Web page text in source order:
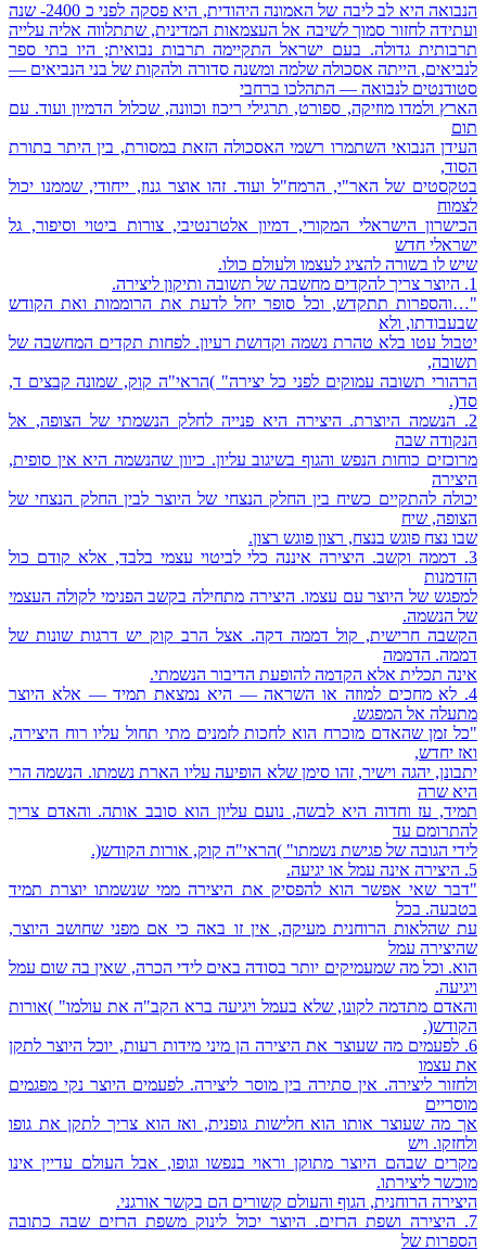
הנבואה היא לב ליבה של האמונה היהודית, היא פסקה לפני כ 2400- שנה
ועתידה לחזור סמוך לשיבה אל העצמאות המדינית, שתתלווה אליה עלייה
תרבותית גדולה. בעם ישראל התקיימה תרבות נבואית; היו בתי ספר
לנביאים, הייתה אסכולה שלמה ומשנה סדורה ולהקות של בני הנביאים —
סטודנטים לנבואה — התהלכו ברחבי
הארץ ולמדו מוזיקה, ספורט, תרגילי ריכוז וכוונה, שכלול הדמיון ועוד. עם
תום
העידן הנבואי השתמרו רשמי האסכולה הזאת במסורת, בין היתר בתורת
הסוד,
בטקסטים של האר"י, הרמח"ל ועוד. זהו אוצר גנוז, ייחודי, שממנו יכול
לצמוח
הכישרון הישראלי המקורי, דמיון אלטרנטיבי, צורות ביטוי וסיפור, גל
ישראלי חדש
שיש לו בשורה להציג לעצמו ולעולם כולו.
1. היוצר צריך להקדים מחשבה של תשובה ותיקון ליצירה.
"…והספרות תתקדש, וכל סופר יחל לדעת את הרוממות ואת הקודש
שבעבודתו, ולא
יטבול עטו בלא טהרת נשמה וקדושת רעיון. לפחות תקדים המחשבה של
תשובה,
הרהורי תשובה עמוקים לפני כל יצירה" )הראי"ה קוק, שמונה קבצים ד,
סד(.
2. הנשמה היוצרת. היצירה היא פנייה לחלק הנשמתי של הצופה, אל
הנקודה שבה
מרוכזים כוחות הנפש והגוף בשיגוב עליון. כיוון שהנשמה היא אין סופית,
היצירה
יכולה להתקיים כשיח בין החלק הנצחי של היוצר לבין החלק הנצחי של
הצופה, שיח
שבו נצח פוגש בנצח, רצון פוגש רצון.
3. דממה וקשב. היצירה איננה כלי לביטוי עצמי בלבד, אלא קודם כול
הזדמנות
למפגש של היוצר עם עצמו. היצירה מתחילה בקשב הפנימי לקולה העצמי
של הנשמה.
הקשבה חרישית, קול דממה דקה. אצל הרב קוק יש דרגות שונות של
דממה. הדממה
אינה תכלית אלא הקדמה להופעת הדיבור הנשמתי.
4. לא מחכים למוזה או השראה — היא נמצאת תמיד — אלא היוצר
מתעלה אל המפגש.
"כל זמן שהאדם מוכרח הוא לחכות לזמנים מתי תחול עליו רוח היצירה,
ואז יחדש,
יתבונן, יהגה וישיר, זהו סימן שלא הופיעה עליו הארת נשמתו. הנשמה הרי
היא שרה
תמיד, עז וחדוה היא לבשה, נועם עליון הוא סובב אותה. והאדם צריך
להתרומם עד
לידי הגובה של פגישת נשמתו" )הראי"ה קוק, אורות הקודש(.
5. היצירה אינה עמל או יגיעה.
"דבר שאי אפשר הוא להפסיק את היצירה ממי שנשמתו יוצרת תמיד
בטבעה. בכל
עת שהלאות הרוחנית מעיקה, אין זו באה כי אם מפני שחושב היוצר,
שהיצירה עמל
הוא. וכל מה שמעמיקים יותר בסודה באים לידי הכרה, שאין בה שום עמל
ויגיעה.
והאדם מתדמה לקונו, שלא בעמל ויגיעה ברא הקב"ה את עולמו" )אורות
הקודש(.
6. לפעמים מה שעוצר את היצירה הן מיני מידות רעות, יוכל היוצר לתקן
את עצמו
ולחזור ליצירה. אין סתירה בין מוסר ליצירה. לפעמים היוצר נקי מפגמים
מוסריים
אך מה שעוצר אותו הוא חלישות גופנית, ואז הוא צריך לתקן את גופו
ולחזקו. ויש
מקרים שבהם היוצר מתוקן וראוי בנפשו וגופו, אבל העולם עדיין אינו
מוכשר ליצירתו.
היצירה הרוחנית, הגוף והעולם קשורים הם בקשר אורגני.
7. היצירה ושפת הרזים. היוצר יכול לינוק משפת הרזים שבה כתובה
הספרות של